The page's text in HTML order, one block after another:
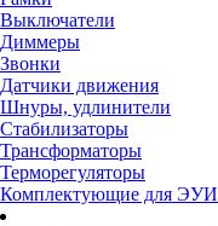
Выключатели
Диммеры
Звонки
Датчики движения
Шнуры, удлинители
Стабилизаторы
Трансформаторы
Терморегуляторы
Комплектующие для ЭУИ